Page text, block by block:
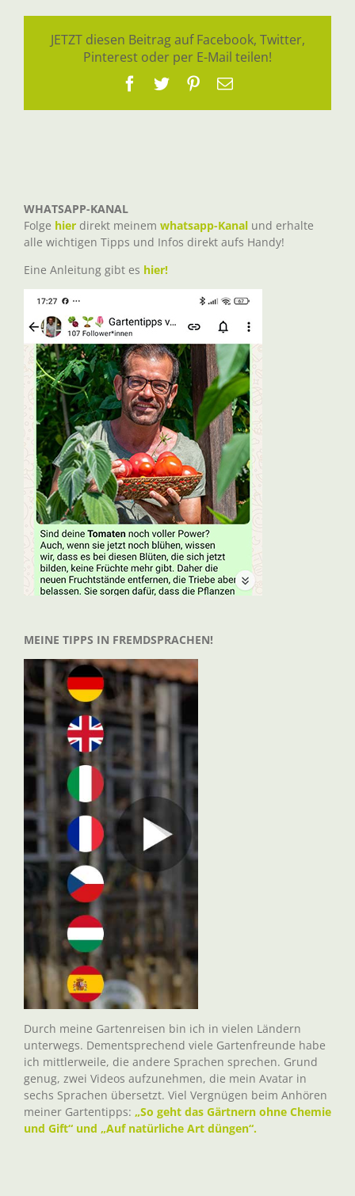
JETZT diesen Beitrag auf Facebook, Twitter,
Pinterest oder per E-Mail teilen!
Facebook
TwitterPinterest
E-
WHATSAPP-KANAL
Folge hier direkt meinem whatsapp-Kanal und erhalte
alle wichtigen Tipps und Infos direkt aufs Handy!
Eine Anleitung gibt es hier!
MEINE TIPPS IN FREMDSPRACHEN!
Durch meine Gartenreisen bin ich in vielen Ländern
unterwegs. Dementsprechend viele Gartenfreunde habe
ich mittlerweile, die andere Sprachen sprechen. Grund
genug, zwei Videos aufzunehmen, die mein Avatar in
sechs Sprachen übersetzt. Viel Vergnügen beim Anhören
meiner Gartentipps: „So geht das Gärtnern ohne Chemie
und Gift“ und „Auf natürliche Art düngen“.